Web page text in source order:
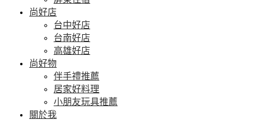
尚好店
台中好店
台南好店
高雄好店
尚好物
伴手禮推薦
居家好料理
小朋友玩具推薦
關於我